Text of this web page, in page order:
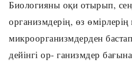
Биологияны оқи отырып,
организмдерің, өз өмірлерің
микроорганизмдерден
дейінгі ор- ганизмдер